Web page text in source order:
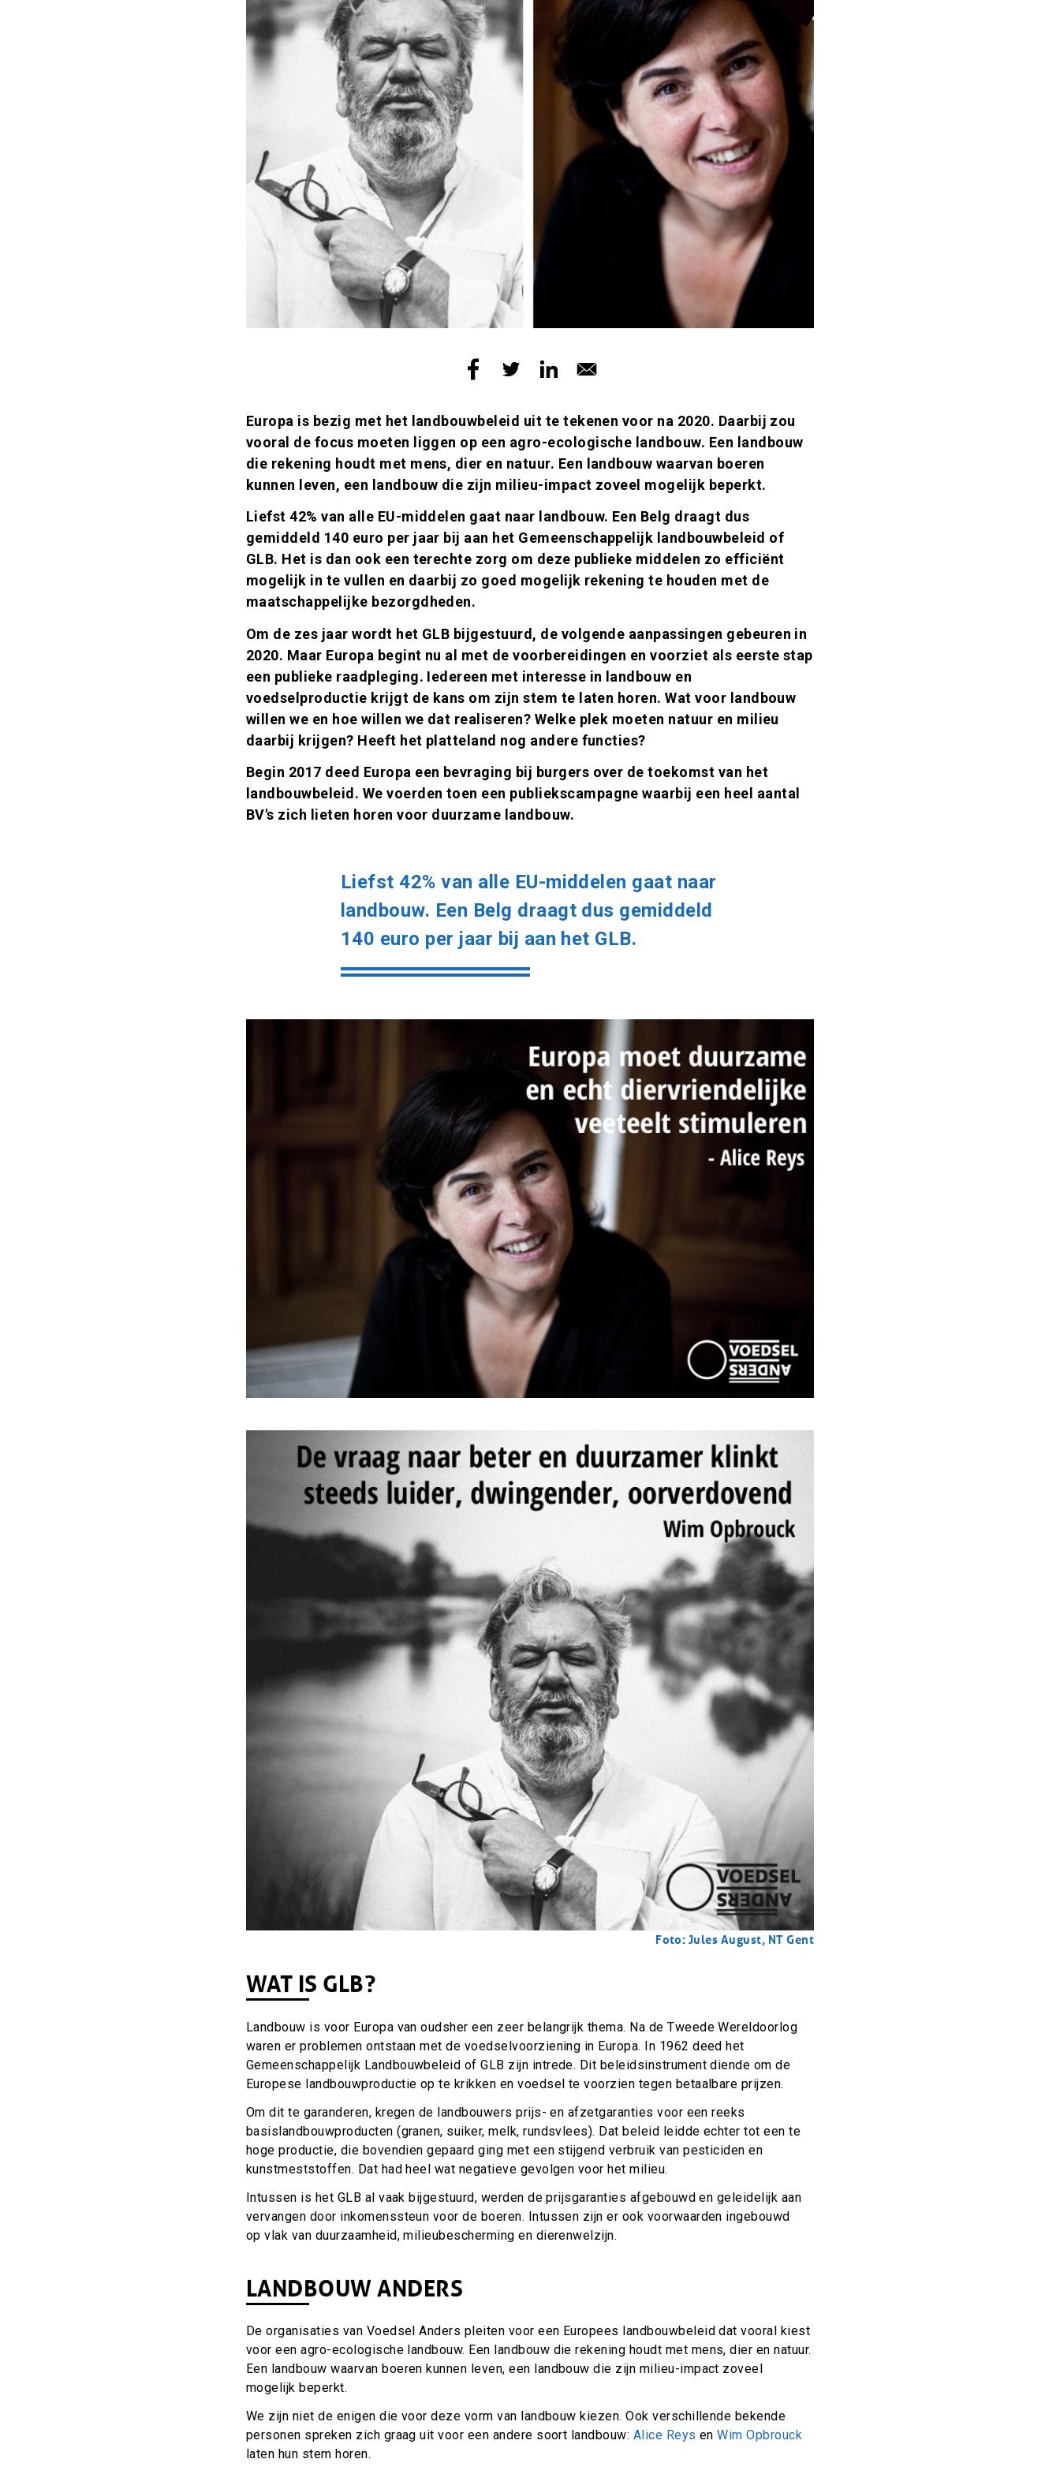
Inleiding
Europa is bezig met het landbouwbeleid uit te tekenen voor na 2020. Daarbij zou
vooral de focus moeten liggen op een agro-ecologische landbouw. Een landbouw
die rekening houdt met mens, dier en natuur. Een landbouw waarvan boeren
kunnen leven, een landbouw die zijn milieu-impact zoveel mogelijk beperkt.
Liefst 42% van alle EU-middelen gaat naar landbouw. Een Belg draagt dus
gemiddeld 140 euro per jaar bij aan het Gemeenschappelijk landbouwbeleid of
GLB. Het is dan ook een terechte zorg om deze publieke middelen zo efficiënt
mogelijk in te vullen en daarbij zo goed mogelijk rekening te houden met de
maatschappelijke bezorgdheden.
Om de zes jaar wordt het GLB bijgestuurd, de volgende aanpassingen gebeuren in
2020. Maar Europa begint nu al met de voorbereidingen en voorziet als eerste stap
een publieke raadpleging. Iedereen met interesse in landbouw en
voedselproductie krijgt de kans om zijn stem te laten horen. Wat voor landbouw
willen we en hoe willen we dat realiseren? Welke plek moeten natuur en milieu
daarbij krijgen? Heeft het platteland nog andere functies?
Begin 2017 deed Europa een bevraging bij burgers over de toekomst van het
landbouwbeleid. We voerden toen een publiekscampagne waarbij een heel aantal
BV's zich lieten horen voor duurzame landbouw.
Liefst 42% van alle EU-middelen gaat naar
landbouw. Een Belg draagt dus gemiddeld
140 euro per jaar bij aan het GLB.
Foto: Jules August, NT Gent
WAT IS GLB?
Landbouw is voor Europa van oudsher een zeer belangrijk thema. Na de Tweede Wereldoorlog
waren er problemen ontstaan met de voedselvoorziening in Europa. In 1962 deed het
Gemeenschappelijk Landbouwbeleid of GLB zijn intrede. Dit beleidsinstrument diende om de
Europese landbouwproductie op te krikken en voedsel te voorzien tegen betaalbare prijzen.
Om dit te garanderen, kregen de landbouwers prijs- en afzetgaranties voor een reeks
basislandbouwproducten (granen, suiker, melk, rundsvlees). Dat beleid leidde echter tot een te
hoge productie, die bovendien gepaard ging met een stijgend verbruik van pesticiden en
kunstmeststoffen. Dat had heel wat negatieve gevolgen voor het milieu.
Intussen is het GLB al vaak bijgestuurd, werden de prijsgaranties afgebouwd en geleidelijk aan
vervangen door inkomenssteun voor de boeren. Intussen zijn er ook voorwaarden ingebouwd
op vlak van duurzaamheid, milieubescherming en dierenwelzijn.
LANDBOUW ANDERS
De organisaties van Voedsel Anders pleiten voor een Europees landbouwbeleid dat vooral kiest
voor een agro-ecologische landbouw. Een landbouw die rekening houdt met mens, dier en natuur.
Een landbouw waarvan boeren kunnen leven, een landbouw die zijn milieu-impact zoveel
mogelijk beperkt.
We zijn niet de enigen die voor deze vorm van landbouw kiezen. Ook verschillende bekende
personen spreken zich graag uit voor een andere soort landbouw: Alice ReysenWim Opbrouck
laten hun stem horen.